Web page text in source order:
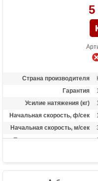
5
Страна производителя
Гарантия
Усилие натяжения (кг)
Начальная скорость, ф/сек
Начальная скорость, м/сек
Прицельная дальность, м
Стандарт стрел (дюймы)